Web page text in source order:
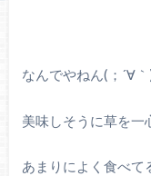
なんでやねん(；´∀｀
美味しそうに草を一
あまりによく食べて